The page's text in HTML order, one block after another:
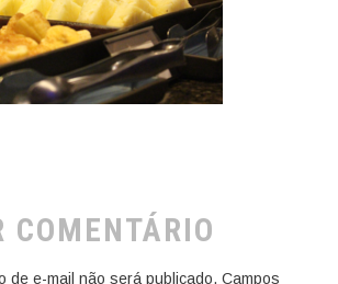
COMENTÁRIO
de e-mail não será publicado. Campos